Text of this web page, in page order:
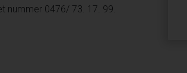
nummer 0476/ 73. 17. 99.